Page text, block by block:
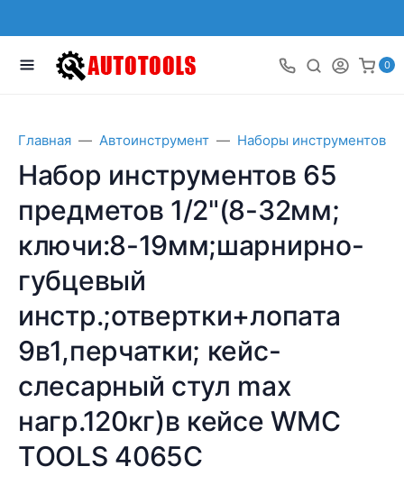
0
Главная Автоинструмент Наборы инструментов
Набор инструментов 65
предметов 1/2"(8-32мм;
ключи:8-19мм;шарнирно-
губцевый
инстр.;отвертки+лопата
9в1,перчатки; кейс-
слесарный стул max
нагр.120кг)в кейсе WMC
TOOLS 4065C